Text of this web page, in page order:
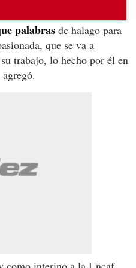
palabras de halago para
que se va a
trabajo, lo hecho por él en